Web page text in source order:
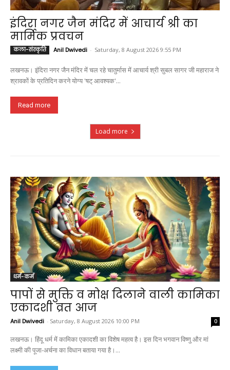
इंदिरा नगर जैन मंदिर में आचार्य श्री का
मार्मिक प्रवचन
कला-संस्कृति Anil Dwivedi - Saturday, 8 August 2026 9:55 PM
लखनऊ। इंदिरा नगर जैन मंदिर में चल रहे चातुर्मास में आचार्य श्री सुबल सागर जी महाराज ने
श्रावकों के प्रतिदिन करने योग्य 'षट् आवश्यक'...
Read more
Load more
धर्म-कर्म
पापों से मुक्ति व मोक्ष दिलाने वाली कामिका
एकादशी व्रत आज
Anil Dwivedi - Saturday, 8 August 2026 10:00 PM 0
लखनऊ। हिंदू धर्म में कामिका एकादशी का विशेष महत्व है। इस दिन भगवान विष्णु और मां
लक्ष्मी की पूजा-अर्चना का विधान बताया गया है।...